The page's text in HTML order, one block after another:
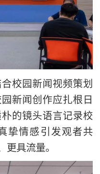
校园新闻视频策划
新闻创作应扎根日
的镜头语言记录校
挚情感引发观者共
具流量。